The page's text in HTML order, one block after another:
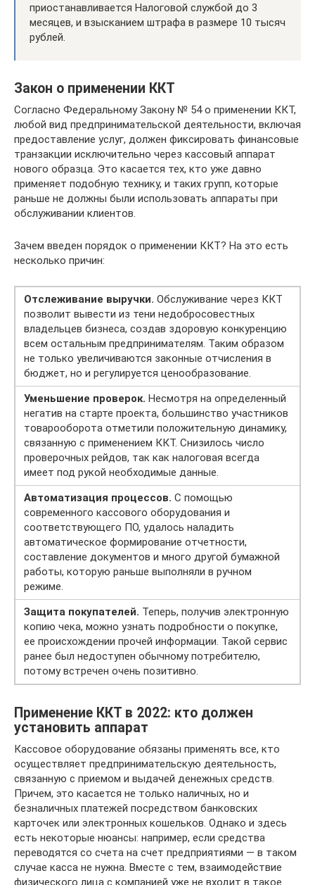
приостанавливается Налоговой службой до 3
месяцев, и взысканием штрафа в размере 10 тысяч
рублей.
Закон о применении ККТ
Согласно Федеральному Закону № 54 о применении ККТ,
любой вид предпринимательской деятельности, включая
предоставление услуг, должен фиксировать финансовые
транзакции исключительно через кассовый аппарат
нового образца. Это касается тех, кто уже давно
применяет подобную технику, и таких групп, которые
раньше не должны были использовать аппараты при
обслуживании клиентов.
Зачем введен порядок о применении ККТ? На это есть
несколько причин:
Отслеживание выручки. Обслуживание через ККТ
позволит вывести из тени недобросовестных
владельцев бизнеса, создав здоровую конкуренцию
всем остальным предпринимателям. Таким образом
не только увеличиваются законные отчисления в
бюджет, но и регулируется ценообразование.
Уменьшение проверок. Несмотря на определенный
негатив на старте проекта, большинство участников
товарооборота отметили положительную динамику,
связанную с применением ККТ. Снизилось число
проверочных рейдов, так как налоговая всегда
имеет под рукой необходимые данные.
Автоматизация процессов. С помощью
современного кассового оборудования и
соответствующего ПО, удалось наладить
автоматическое формирование отчетности,
составление документов и много другой бумажной
работы, которую раньше выполняли в ручном
режиме.
Защита покупателей. Теперь, получив электронную
копию чека, можно узнать подробности о покупке,
ее происхождении прочей информации. Такой сервис
ранее был недоступен обычному потребителю,
потому встречен очень позитивно.
Применение ККТ в 2022: кто должен
установить аппарат
Кассовое оборудование обязаны применять все, кто
осуществляет предпринимательскую деятельность,
связанную с приемом и выдачей денежных средств.
Причем, это касается не только наличных, но и
безналичных платежей посредством банковских
карточек или электронных кошельков. Однако и здесь
есть некоторые нюансы: например, если средства
переводятся со счета на счет предприятиями — в таком
случае касса не нужна. Вместе с тем, взаимодействие
физического лица с компанией уже не входит в такое